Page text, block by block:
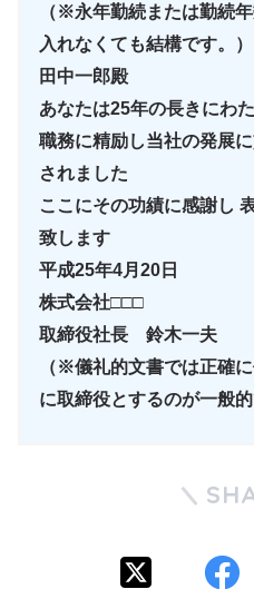
（※永年勤続または勤続
入れなくても結構です。）
田中一郎殿
あなたは25年の長きにわ
職務に精励し当社の発展
されました
ここにその功績に感謝し
致します
平成25年4月20日
株式会社□□□
取締役社長 鈴木一夫
（※儀礼的文書では正確
に取締役とするのが一般的